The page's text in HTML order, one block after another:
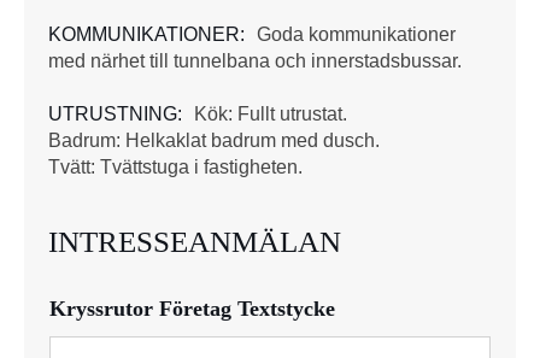
KOMMUNIKATIONER:
Goda kommunikationer
med närhet till tunnelbana och innerstadsbussar.
UTRUSTNING:
Kök: Fullt utrustat.
Badrum: Helkaklat badrum med dusch.
Tvätt: Tvättstuga i fastigheten.
INTRESSEANMÄLAN
Kryssrutor Företag Textstycke